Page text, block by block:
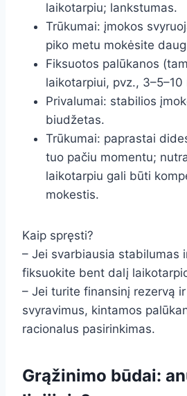
laikotarpiu; lankstumas.
Trūkumai: įmokos
piko metu mokėsite
Fiksuotos palūkanos
laikotarpiui, pvz., 3–5–10
Privalumai: stabilios
biudžetas.
Trūkumai: paprastai
tuo pačiu momentu;
laikotarpiu gali būti
mokestis.
Kaip spręsti?
– Jei svarbiausia stabilumas
fiksuokite bent dalį
– Jei turite finansinį rezervą
svyravimus, kintamos
racionalus pasirinkimas.
Grąžinimo būdai: